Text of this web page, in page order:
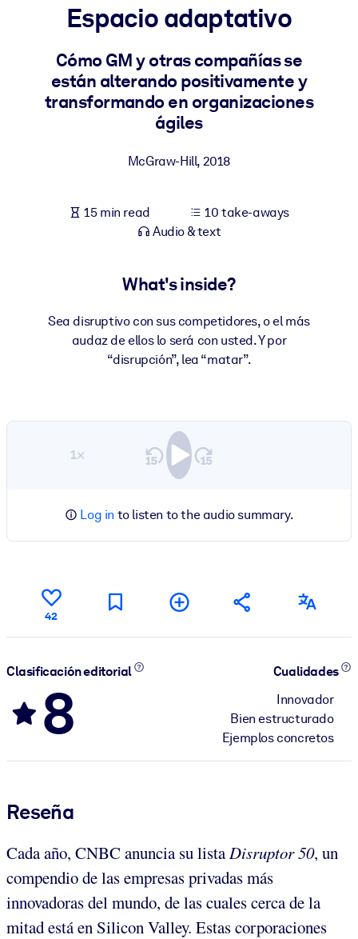
For LMS/LXP
Bring bite-sized, verified knowledge into your LMS/LXP for
learning results.
For Corporate Libraries
Enrich your corporate library with trusted, ready-to-use business
Fuel your AI systems with reliable, structured knowledge to
Espacio adaptativo
Cómo GM y otras compañías se
están alterando positivamente y
transformando en organizaciones
ágiles
McGraw-Hill, 2018
15 min read
10 take-aways
Audio & text
What's inside?
Sea disruptivo con sus competidores, o el más
audaz de ellos lo será con usted. Y por
“disrupción”, lea “matar”.
1×
Log in to listen to the audio summary.
42
Clasificación editorial
8
Cualidades
Innovador
Bien estructurado
Ejemplos concretos
Reseña
Cada año, CNBC anuncia su listaDisruptor 50, un
compendio de las empresas privadas más
innovadoras del mundo, de las cuales cerca de la
mitad está en Silicon Valley. Estas corporaciones